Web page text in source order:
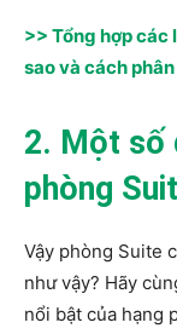
>> Tổng hợp các
sao và cách
2. Một số
phòng
Vậy phòng Suite
như vậy? Hãy
nổi bật của hạng